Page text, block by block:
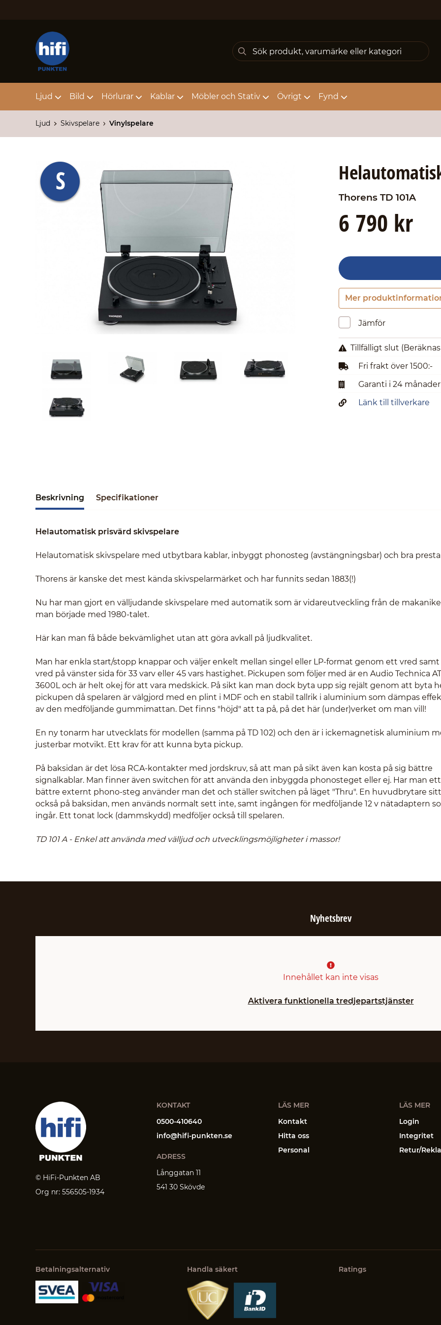
Ljud Bild Hörlurar Kablar Möbler och Stativ Övrigt Fynd
Ljud Skivspelare Vinylspelare
Thorens TD 101A
6 790 kr
Mer
Jämför
Tillfälligt slut
Fri frakt över 1500:-
Garanti i 24 månader
Länk till tillverkare
Beskrivning Specifikationer
Helautomatisk prisvärd skivspelare
Helautomatisk skivspelare med utbytbara kablar, inbyggt phonosteg (avstängningsbar) och bra
Thorens är kanske det mest kända skivspelarmärket och har funnits sedan 1883(!)
Nu har man gjort en välljudande skivspelare med automatik som är vidareutveckling från de
man började med 1980-talet.
Här kan man få både bekvämlighet utan att göra avkall på ljudkvalitet.
Man har enkla start/stopp knappar och väljer enkelt mellan singel eller LP-format genom ett vred
vred på vänster sida för 33 varv eller 45 vars hastighet. Pickupen som följer med är en Audio Technica AT
3600L och är helt okej för att vara medskick. På sikt kan man dock byta upp sig rejält genom att byta
pickupen då spelaren är välgjord med en plint i MDF och en stabil tallrik i aluminium som dämpas
av den medföljande gummimattan. Det finns "höjd" att ta på, på det här (under)verket om man vill!
En ny tonarm har utvecklats för modellen (samma på TD 102) och den är i ickemagnetisk aluminium
justerbar motvikt. Ett krav för att kunna byta pickup.
På baksidan är det lösa RCA-kontakter med jordskruv, så att man på sikt även kan kosta på sig bättre
signalkablar. Man finner även switchen för att använda den inbyggda phonosteget eller ej. Har man ett
bättre externt phono-steg använder man det och ställer switchen på läget "Thru". En huvudbrytare
också på baksidan, men används normalt sett inte, samt ingången för medföljande 12 v nätadaptern
ingår. Ett tonat lock (dammskydd) medföljer också till spelaren.
TD 101 A - Enkel att använda med välljud och utvecklingsmöjligheter i massor!
Nyhetsbrev
Innehållet kan inte visas
Aktivera funktionella tredjepartstjänster
© HiFi-Punkten AB
Org nr: 556505-1934
KONTAKT
0500-410640
info@hifi-punkten.se
ADRESS
Långgatan 11
541 30 Skövde
LÄS MER
Kontakt
Hitta oss
Personal
LÄS MER
Login
Integritet
Retur/
Betalningsalternativ Handla säkert Ratings